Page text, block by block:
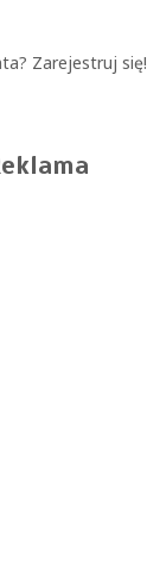
Zarejestruj się!